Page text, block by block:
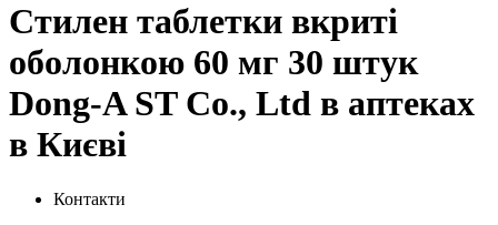
Стилен таблетки вкриті
оболонкою 60 мг 30 штук
Dong-A ST Co., Ltd в аптеках
в Києві
Контакти